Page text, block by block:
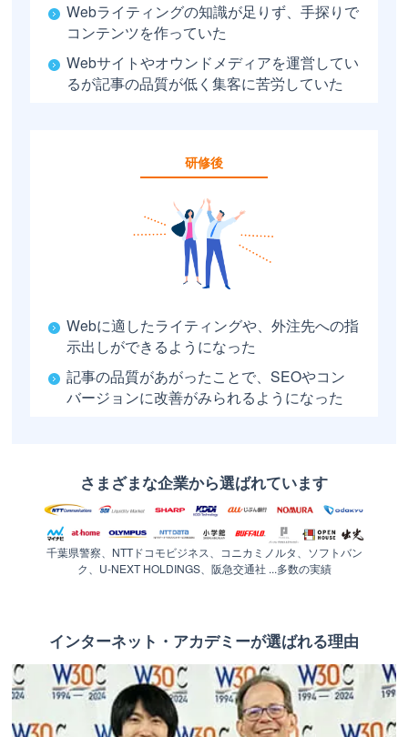
Webライティングの知識が足りず、手探りで
コンテンツを作っていた
Webサイトやオウンドメディアを運営してい
るが記事の品質が低く集客に苦労していた
研修後
Webに適したライティングや、外注先への指
示出しができるようになった
記事の品質があがったことで、SEOやコン
バージョンに改善がみられるようになった
さまざまな企業から選ばれています
千葉県警察、NTTドコモビジネス、コニカミノルタ、ソフトバン
ク、U-NEXT HOLDINGS、阪急交通社 ...多数の実績
インターネット・アカデミーが選ばれる理由